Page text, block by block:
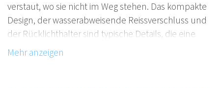
verstaut, wo sie nicht im Weg stehen. Das kompakte
Design, der wasserabweisende Reissverschluss und
der Rücklichthalter sind typische Details, die eine
Satteltasche von CUBE besonders machen.